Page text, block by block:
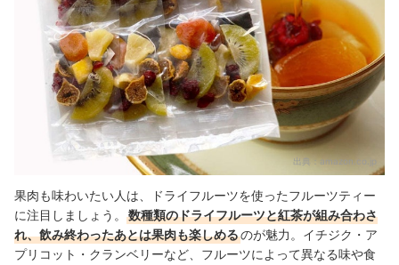
出典： amazon.co.jp
果肉も味わいたい人は、ドライフルーツを使ったフルーツティー
に注目しましょう。
数種類のドライフルーツと紅茶が組み合わさ
れ、飲み終わったあとは果肉も楽しめるのが魅力。イチジク・ア
プリコット・クランベリーなど、フルーツによって異なる味や食